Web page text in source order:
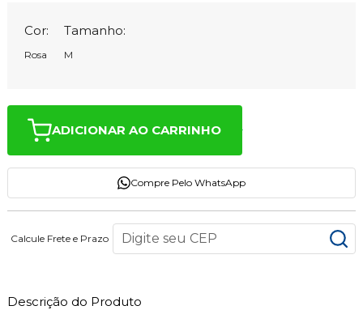
Cor:
Rosa
Tamanho:
M
ADICIONAR AO CARRINHO
Compre Pelo WhatsApp
Calcule Frete e Prazo
Descrição do Produto